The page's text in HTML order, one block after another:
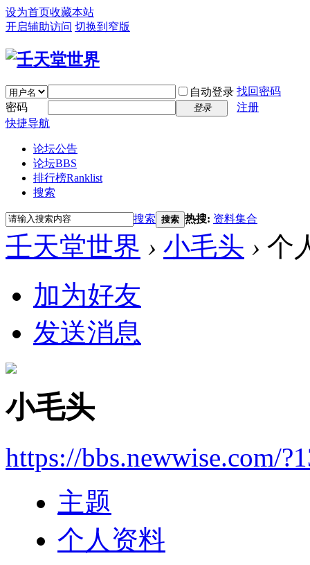
设为首页收藏本站
开启辅助访问 切换到窄版
自动登录 找回密码
密码
登录
注册
快捷导航
论坛公告
论坛BBS
排行榜Ranklist
搜索
搜索 搜索 热搜: 资料集合
壬天堂世界 › 小毛头 › 个
加为好友
发送消息
小毛头
https://bbs.newwise.com/
主题
个人资料